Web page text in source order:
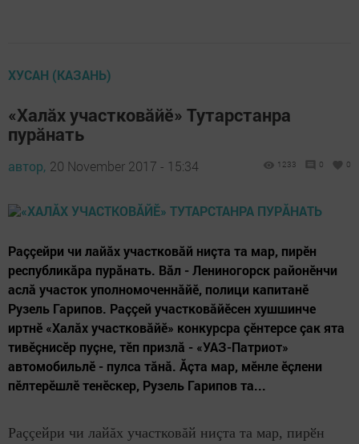
ХУСАН (КАЗАНЬ)
«Халăх участковăйӗ» Тутарстанра
пурăнать
автор, 20 November 2017 - 15:34 1233 0 0
Раççейри чи лайăх участковăй ниçта та мар, пирӗн
республикăра пурăнать. Вăл - Лениногорск районӗнчи
аслă участок уполномоченнăйӗ, полици капитанӗ
Рузель Гарипов. Раççей участковăйӗсен хушшинче
иртнӗ «Халăх участковăйӗ» конкурсра çӗнтерсе çак ята
тивӗçнисӗр пуçне, тӗп призлă - «УАЗ-Патриот»
автомобильлӗ - пулса тăнă. Ăçта мар, мӗнле ӗçлени
пӗлтерӗшлӗ тенӗскер, Рузель Гарипов та...
Раççейри чи лайăх участковăй ниçта та мар, пирӗн